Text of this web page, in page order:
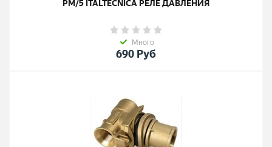
PM/5 ITALTECNICA РЕЛЕ ДАВЛЕНИЯ
Много
690 Руб